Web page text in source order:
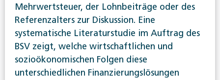
Mehrwertsteuer, der Lohnbeiträge oder des
Referenzalters zur Diskussion. Eine
systematische Literaturstudie im Auftrag des
BSV zeigt, welche wirtschaftlichen und
sozioökonomischen Folgen diese
unterschiedlichen Finanzierungslösungen